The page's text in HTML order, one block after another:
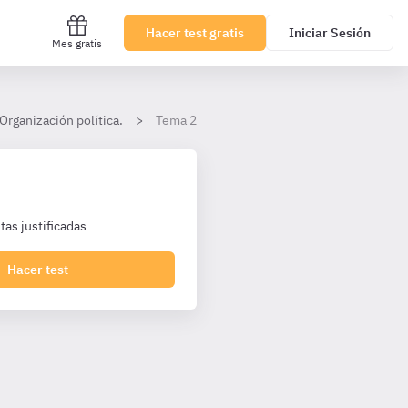
Mes gratis
Hacer test gratis Iniciar Sesión
política. Tema 2.- El Estatuto de Autonomía de la
justificadas
Hacer test